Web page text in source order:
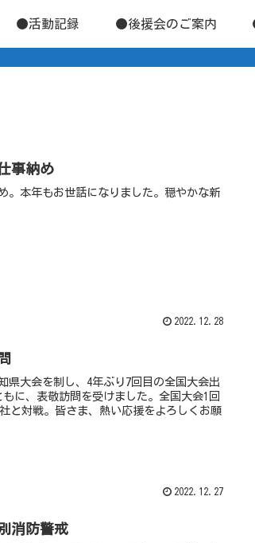
●活動記録 ●後援会のご案内
事納め
。本年もお世話になりました。穏やかな新
2022.12.28
県大会を制し、4年ぶり7回目の全国大会出
に、表敬訪問を受けました。全国大会1回
と対戦。皆さま、熱い応援をよろしくお願
2022.12.27
消防警戒